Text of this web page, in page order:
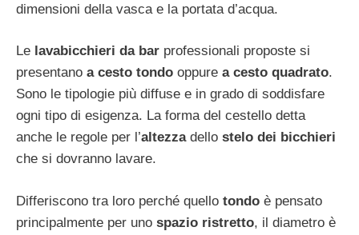
dimensioni della vasca e la portata d’acqua.
Le lavabicchieri da bar professionali proposte si
presentano a cesto tondo oppure a cesto quadrato.
Sono le tipologie più diffuse e in grado di soddisfare
ogni tipo di esigenza. La forma del cestello detta
anche le regole per l’altezzadello stelo dei bicchieri
che si dovranno lavare.
Differiscono tra loro perché quello tondo è pensato
principalmente per uno spazio ristretto, il diametro è